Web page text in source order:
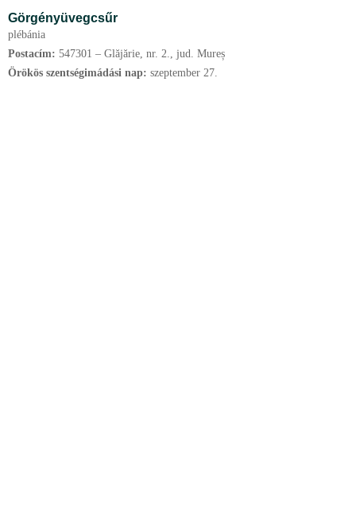
Görgényüvegcsűr
plébánia
Postacím: 547301 – Glăjărie, nr. 2., jud. Mureș
Örökös szentségimádási nap: szeptember 27.